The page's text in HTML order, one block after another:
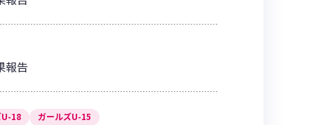
報告
U-18 ガールズU-15